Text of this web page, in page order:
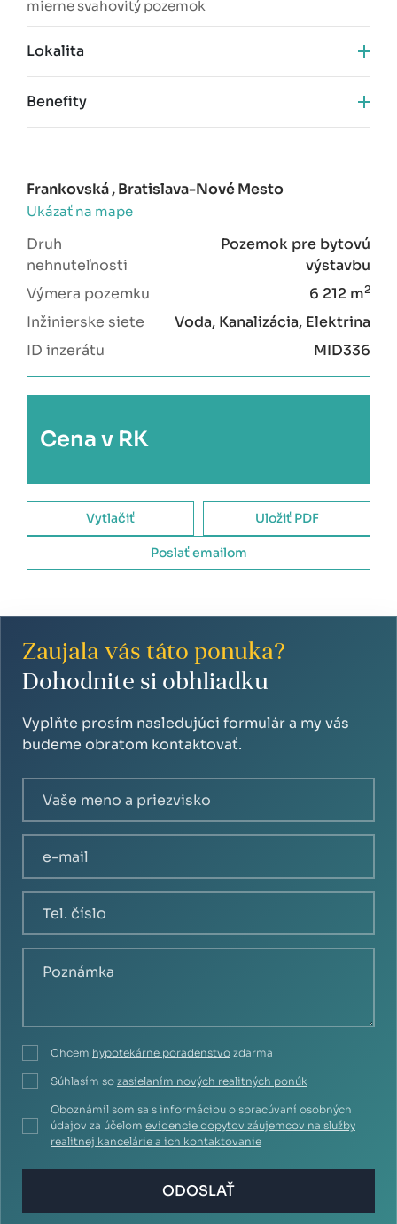
mierne svahovitý pozemok
Lokalita
Grand Koliba
nízkopodlažného,
prémiového bývania
Benefity
možnosť vytvorenia rezidenčného projektu
rodinných domov
potenciál prípravy približne 8–10 stavebných
parciel
prémiová lokalita Koliba s obmedzenou ponukou
blízkosť lesa apanoramatické výhľady na mesto
rastúca rezidenčná zóna s novými projektmi v okolí
viacero možných exitových stratégií (parcelácia,
Frankovská , Bratislava-Nové Mesto
Ukázať na mape
Druh
nehnuteľnosti
Pozemok pre bytovú
výstavbu
Výmera pozemku
6 212 m2
Inžinierske siete
Voda, Kanalizácia, Elektrina
ID inzerátu
MID336
Cena v RK
Vytlačiť Uložiť PDF
Poslať emailom
Zaujala vás táto ponuka?
Dohodnite si obhliadku
Vyplňte prosím nasledujúci formulár a my vás
budeme obratom kontaktovať.
Chcem hypotekárne poradenstvo zdarma
Súhlasím so zasielaním nových realitných ponúk
Oboznámil som sa s informáciou o spracúvaní osobných
údajov za účelom evidencie dopytov záujemcov na služby
realitnej kancelárie a ich kontaktovanie
ODOSLAŤ